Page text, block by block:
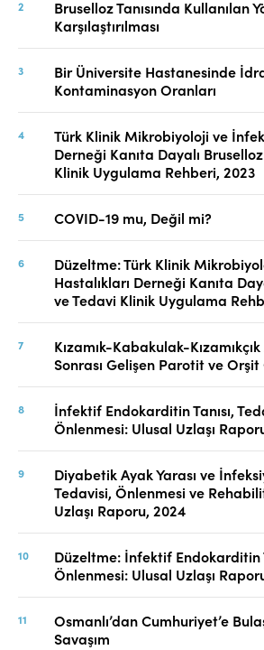
Bruselloz Tanısında Kullanılan
Karşılaştırılması
Bir Üniversite Hastanesinde
Kontaminasyon Oranları
Türk Klinik Mikrobiyoloji ve
Derneği Kanıta Dayalı
Klinik Uygulama Rehberi, 2023
COVID-19 mu, Değil mi?
Düzeltme: Türk Klinik
Hastalıkları Derneği Kanıta
ve Tedavi Klinik Uygulama
Kızamık-Kabakulak-
Sonrası Gelişen Parotit ve Orşit
İnfektif Endokarditin Tanısı,
Önlenmesi: Ulusal Uzlaşı
Diyabetik Ayak Yarası ve
Tedavisi, Önlenmesi ve
Uzlaşı Raporu, 2024
Düzeltme: İnfektif Endokarditin
Önlenmesi: Ulusal Uzlaşı
Osmanlı’dan Cumhuriyet’e
Savaşım